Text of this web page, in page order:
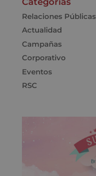
Relaciones Públicas
Actualidad
Campañas
Corporativo
Eventos
RSC